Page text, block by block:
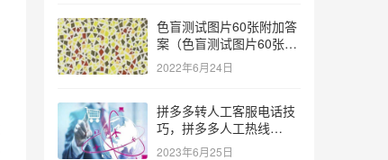
色盲测试图片60张附加答
案（色盲测试图片60张复
杂）
2022年6月24日
拼多多转人工客服电话技
巧，拼多多人工热线
9541344？
2023年6月25日